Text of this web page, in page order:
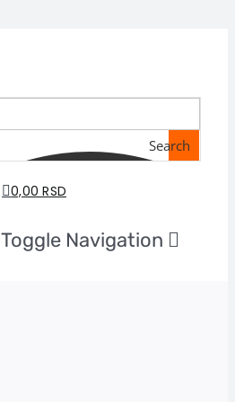
Search
0,00 RSD
Toggle Navigation